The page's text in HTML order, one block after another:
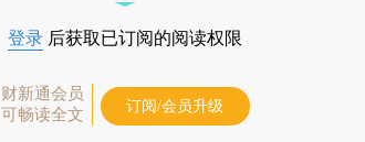
登录 后获取已订阅的阅读权限
财新通会员
可畅读全文
订阅/会员升级